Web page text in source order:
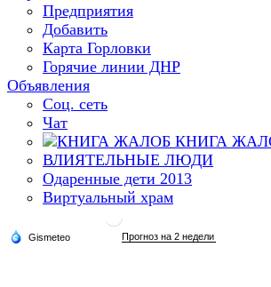
Предприятия
Добавить
Карта Горловки
Горячие линии ДНР
Объявления
Соц. сеть
Чат
КНИГА
ВЛИЯТЕЛЬНЫЕ ЛЮДИ
Одаренные дети 2013
Виртуальный храм